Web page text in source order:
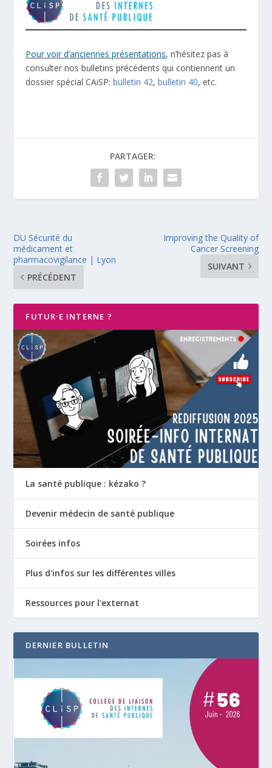
Pour voir d’anciennes présentations, n’hésitez pas à
consulter nos bulletins précédents qui contiennent un
dossier spécial CAiSP:bulletin 42,bulletin 40, etc.
PARTAGER:
DU Sécurité du
médicament et
pharmacovigilance | Lyon
PRÉCÉDENT
Improving the Quality of
Cancer Screening
SUIVANT
FUTUR·E INTERNE ?
La santé publique : kézako ?
Devenir médecin de santé publique
Soirées infos
Plus d'infos sur les différentes villes
Ressources pour l'externat
DERNIER BULLETIN